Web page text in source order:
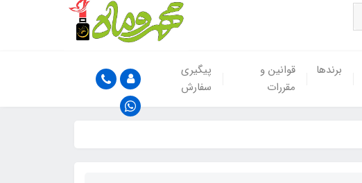
برندها
قوانین و
مقررات
پیگیری
سفارش